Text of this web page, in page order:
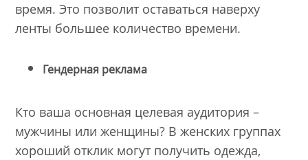
время. Это позволит оставаться наверху
ленты большее количество времени.
Гендерная реклама
Кто ваша основная целевая аудитория –
мужчины или женщины? В женских группах
хороший отклик могут получить одежда,